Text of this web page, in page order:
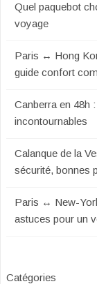
Quel paquebot
voyage
Paris ↔ Hong
guide confort
Canberra en 48h
incontournables
Calanque de la
sécurité, bonnes
Paris ↔ New-
astuces pour un
Catégories